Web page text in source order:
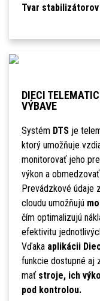
Tvar
DIECI
VÝBAVE
Systém DTSje
ktorý umožňuje
monitorovať jeho
výkon a
Prevádzkové údaje
cloudu umožňujú
čím optimalizujú
efektivitu
Vďaka aplikácii
funkcie dostupné aj
mať stroje, ich
pod kontrolou.